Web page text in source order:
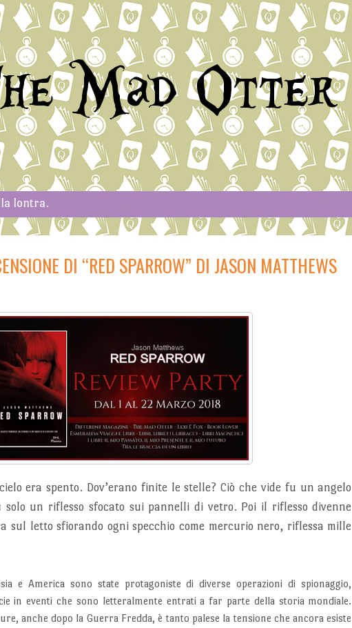
Mad Otter
lontra.
DI “RED SPARROW” DI JASON MATTHEWS
era spento. Dov’erano finite le stelle?Ciò che vide fu un angelo
solo un riflesso sfocato sui pannelli di vetro. Poi il riflesso divenne
sul letto sfiorando ogni specchio come mercurio nero, riflessa mille
e America sono state protagoniste di diverse operazioni di spionaggio,
in eventi che sono letteralmente entrati a far parte della storia mondiale.
anche dopo la Guerra Fredda, è tanto palese la tensione che ancora esiste